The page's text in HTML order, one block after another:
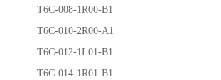
T6C-008-1R00-B1
T6C-010-2R00-A1
T6C-012-1L01-B1
T6C-014-1R01-B1